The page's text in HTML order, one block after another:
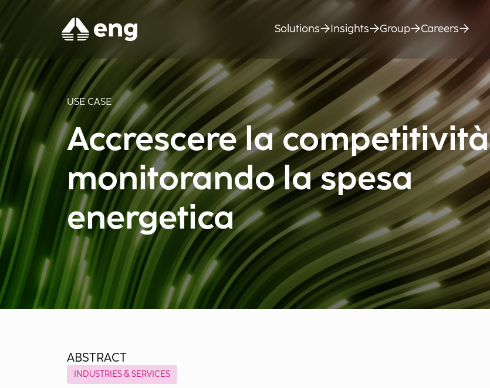
Solutions Insights Group Careers
USE CASE
Accrescere la competitività
monitorando la spesa
energetica
ABSTRACT
INDUSTRIES & SERVICES